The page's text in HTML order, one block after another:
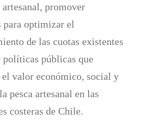
promover
para optimizar el
de las cuotas existentes
públicas que
el valor económico, social y
pesca artesanal en las
costeras de Chile.